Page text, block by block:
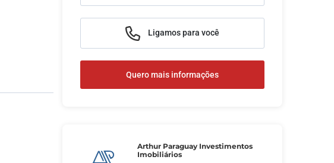
Ligamos para você
Quero mais informações
Arthur Paraguay Investimentos
Imobiliários